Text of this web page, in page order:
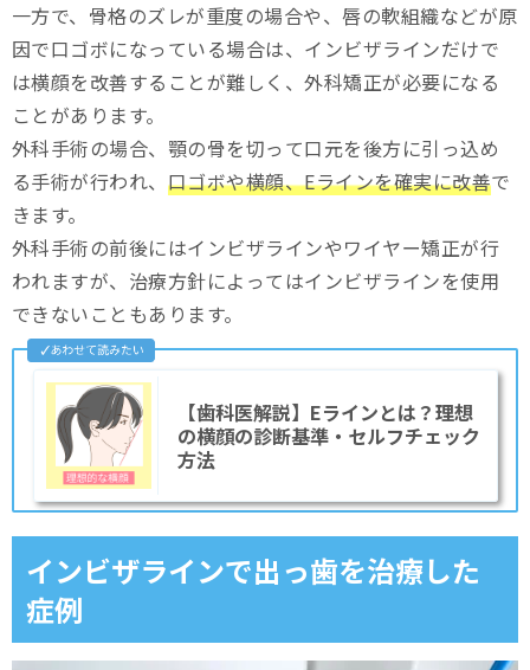
一方で、骨格のズレが重度の場合や、唇の軟組織などが原
因で口ゴボになっている場合は、インビザラインだけで
は横顔を改善することが難しく、外科矯正が必要になる
ことがあります。
外科手術の場合、顎の骨を切って口元を後方に引っ込め
る手術が行われ、 口ゴボや横顔、Eラインを確実に改善で
きます。
外科手術の前後にはインビザラインやワイヤー矯正が行
われますが、治療方針によってはインビザラインを使用
できないこともあります。
【歯科医解説】Eラインとは？理想
の横顔の診断基準・セルフチェック
方法
インビザラインで出っ歯を治療した
症例